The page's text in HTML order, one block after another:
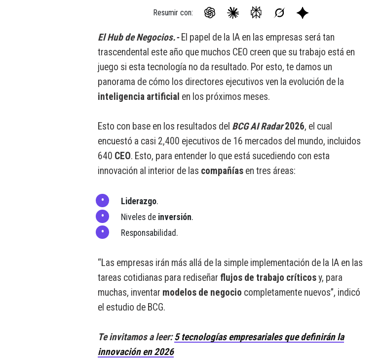
Resumir con:
El Hub de Negocios.-El papel de la IA en las empresas será tan
trascendental este año que muchos CEO creen que su trabajo está en
juego si esta tecnología no da resultado. Por esto, te damos un
panorama de cómo los directores ejecutivos ven la evolución de la
inteligencia artificial en los próximos meses.
Esto con base en los resultados del BCG AI Radar2026, el cual
encuestó a casi 2,400 ejecutivos de 16 mercados del mundo, incluidos
640 CEO. Esto, para entender lo que está sucediendo con esta
innovación al interior de las compañíasen tres áreas:
Liderazgo.
Niveles de inversión.
Responsabilidad.
“Las empresas irán más allá de la simple implementación de la IA en las
tareas cotidianas para rediseñar flujos de trabajo críticosy, para
muchas, inventar modelos de negocio completamente nuevos”, indicó
el estudio de BCG.
Te invitamos a leer:5 tecnologías empresariales que definirán la
innovación en 2026